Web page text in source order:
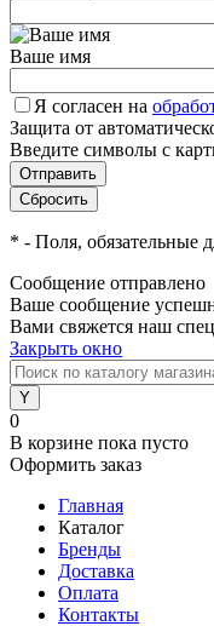
Ваше имя
Я согласен на
Защита от
Введите символы с
* - Поля, обязательные
Сообщение отправлено
Ваше сообщение
Вами свяжется наш
Закрыть окно
0
В корзине пока пусто
Оформить заказ
Главная
Каталог
Бренды
Доставка
Оплата
Контакты